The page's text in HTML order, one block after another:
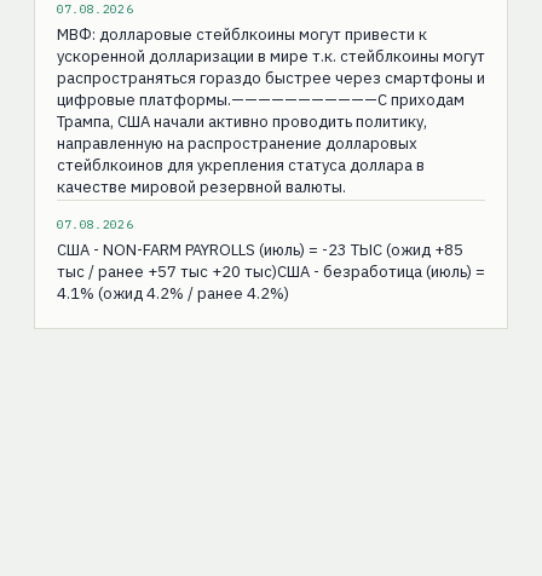
07.08.2026
МВФ: долларовые стейблкоины могут привести к
ускоренной долларизации в мире т.к. стейблкоины могут
распространяться гораздо быстрее через смартфоны и
цифровые платформы.———————————С приходам
Трампа, США начали активно проводить политику,
направленную на распространение долларовых
стейблкоинов для укрепления статуса доллара в
качестве мировой резервной валюты.
07.08.2026
США - NON-FARM PAYROLLS (июль) = -23 ТЫС (ожид +85
тыс / ранее +57 тыс +20 тыс)США - безработица (июль) =
4.1% (ожид 4.2% / ранее 4.2%)